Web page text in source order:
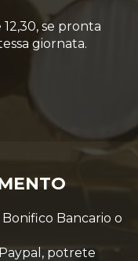
se pronta
giornata.
Bancario o
potrete